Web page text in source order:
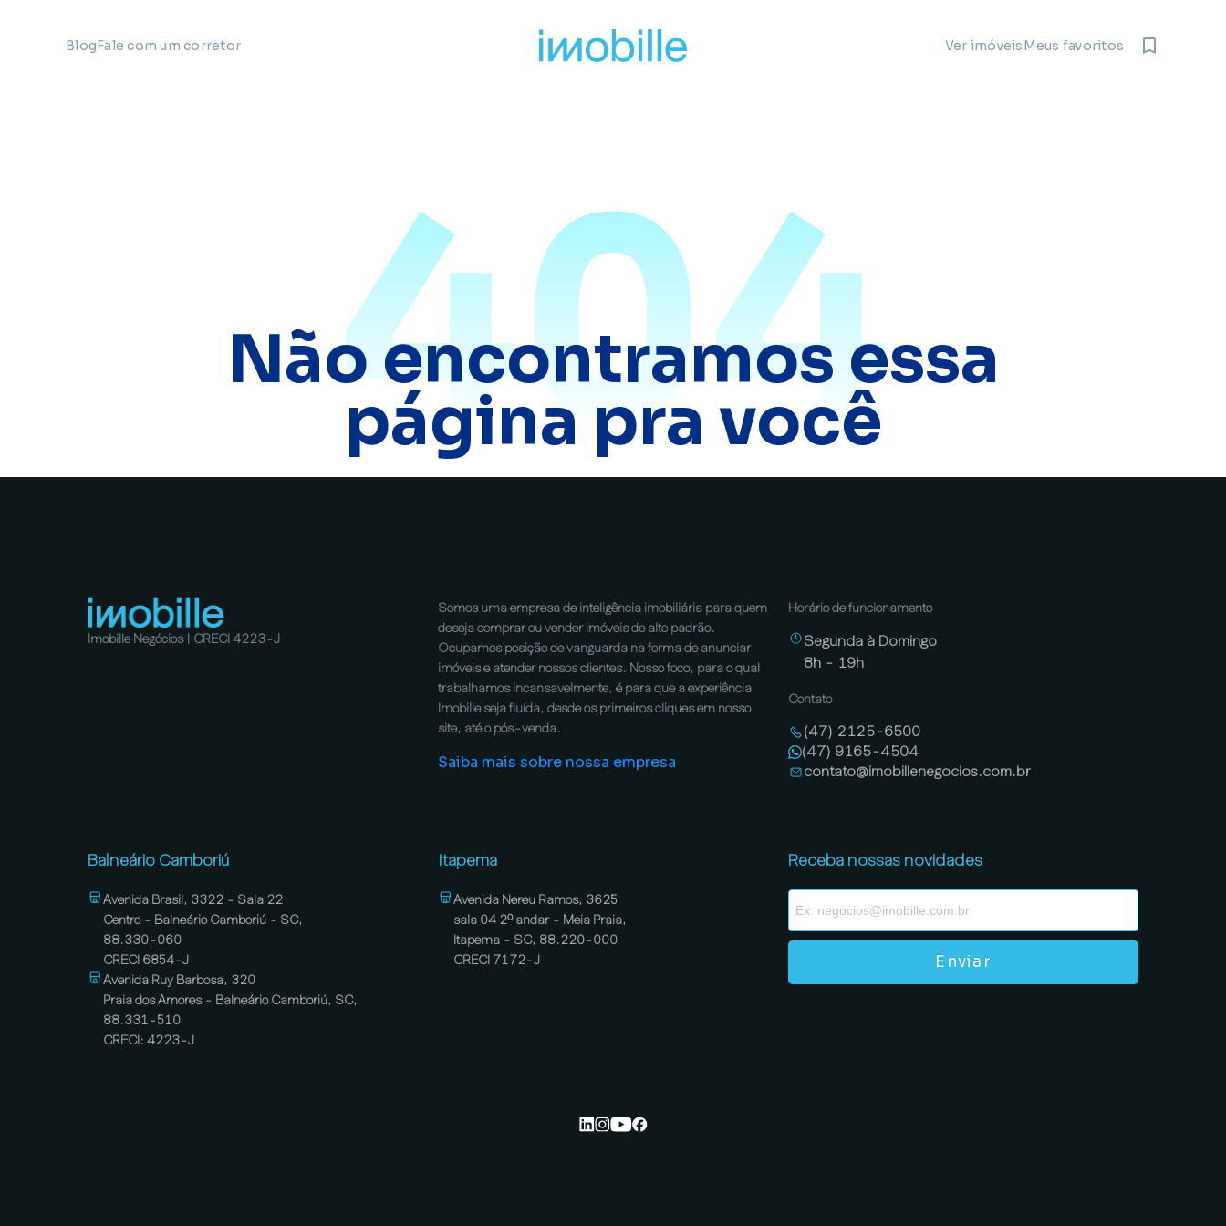
BlogFale com um corretor Ver imóveisMeus favoritos
404
Não encontramos essa
página pra você
Imobille Negócios | CRECI 4223-J
Somos uma empresa de inteligência imobiliária para quem
deseja comprar ou vender imóveis de alto padrão.
Ocupamos posição de vanguarda na forma de anunciar
imóveis e atender nossos clientes. Nosso foco, para o qual
trabalhamos incansavelmente, é para que a experiência
Imobille seja fluída, desde os primeiros cliques em nosso
site, até o pós-venda.
Saiba mais sobre nossa empresa
Horário de funcionamento
Segunda à Domingo
8h - 19h
Contato
(47) 2125-6500
(47) 9165-4504
contato@imobillenegocios.com.br
Balneário Camboriú
Avenida Brasil, 3322 - Sala 22
Centro - Balneário Camboriú - SC,
88.330-060
CRECI 6854-J
Avenida Ruy Barbosa, 320
Praia dos Amores - Balneário Camboriú, SC,
88.331-510
CRECI: 4223-J
Itapema
Avenida Nereu Ramos, 3625
sala 04 2º andar - Meia Praia,
Itapema - SC, 88.220-000
CRECI 7172-J
Receba nossas novidades
Enviar